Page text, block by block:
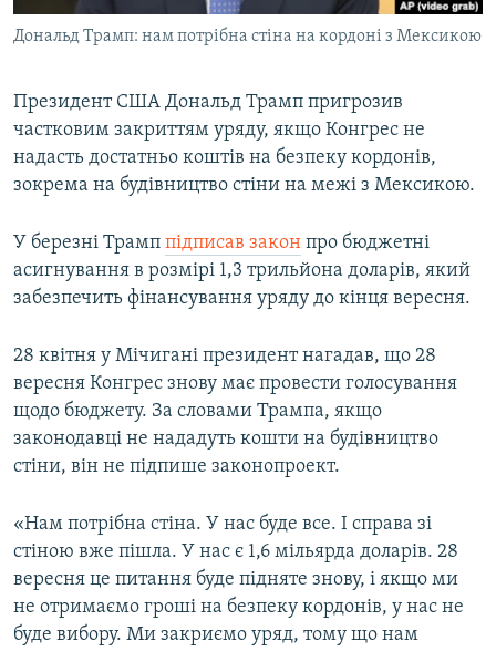
РУС
КТАТ
ДОЛУЧАЙСЯ!
Усі сайти RFE/RL
Дональд Трамп: нам потрібна стіна на кордоні з Мексикою
Президент США Дональд Трамп пригрозив
частковим закриттям уряду, якщо Конгрес не
надасть достатньо коштів на безпеку кордонів,
зокрема на будівництво стіни на межі з Мексикою.
У березні Трамп підписав закон про бюджетні
асигнування в розмірі 1,3 трильйона доларів, який
забезпечить фінансування уряду до кінця вересня.
28 квітня у Мічигані президент нагадав, що 28
вересня Конгрес знову має провести голосування
щодо бюджету. За словами Трампа, якщо
законодавці не нададуть кошти на будівництво
стіни, він не підпише законопроект.
«Нам потрібна стіна. У нас буде все. І справа зі
стіною вже пішла. У нас є 1,6 мільярда доларів. 28
вересня це питання буде підняте знову, і якщо ми
не отримаємо гроші на безпеку кордонів, у нас не
буде вибору. Ми закриємо уряд, тому що нам